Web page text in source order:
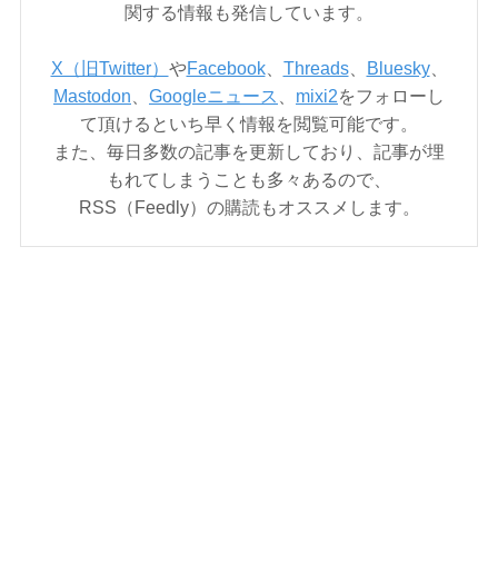
関する情報も発信しています。
X（旧Twitter） やFacebook、 Threads、 Bluesky、
Mastodon
Googleニュース mixi2をフォローし
て頂けるといち早く情報を閲覧可能です。
また、毎日多数の記事を更新しており、記事が埋
もれてしまうことも多々あるので、
RSS（Feedly）の購読もオススメします。